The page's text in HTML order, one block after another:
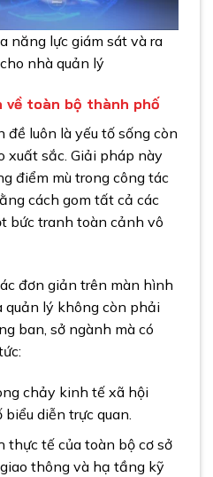
năng lực giám sát và ra
nhà quản lý
về toàn bộ thành phố
đề luôn là yếu tố sống còn
xuất sắc. Giải pháp này
điểm mù trong công tác
cách gom tất cả các
bức tranh toàn cảnh vô
đơn giản trên màn hình
quản lý không còn phải
ban, sở ngành mà có
chảy kinh tế xã hội
diễn trực quan.
thực tế của toàn bộ cơ sở
thông và hạ tầng kỹ